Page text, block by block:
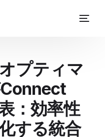
プティマ
：効率性
する統合